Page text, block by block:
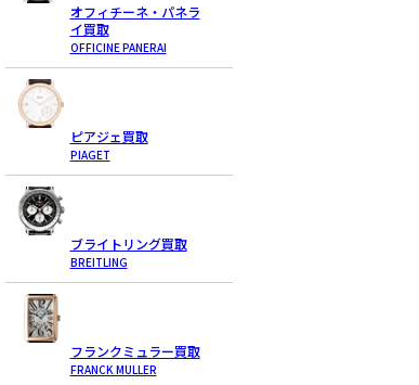
オフィチーネ・パネラ
イ買取
OFFICINE PANERAI
ピアジェ買取
PIAGET
ブライトリング買取
BREITLING
フランクミュラー買取
FRANCK MULLER